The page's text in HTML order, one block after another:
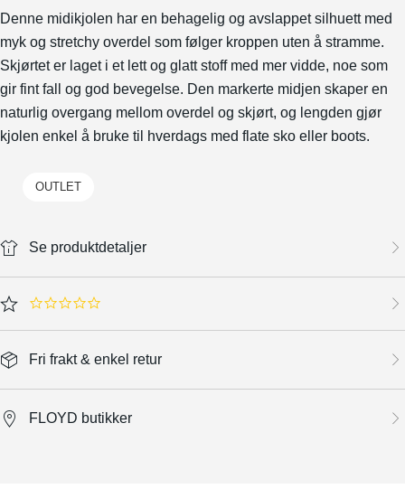
Denne midikjolen har en behagelig og avslappet silhuett med
myk og stretchy overdel som følger kroppen uten å stramme.
Skjørtet er laget i et lett og glatt stoff med mer vidde, noe som
gir fint fall og god bevegelse. Den markerte midjen skaper en
naturlig overgang mellom overdel og skjørt, og lengden gjør
kjolen enkel å bruke til hverdags med flate sko eller boots.
OUTLET
Se produktdetaljer
0.0 star rating
Fri frakt & enkel retur
FLOYD butikker